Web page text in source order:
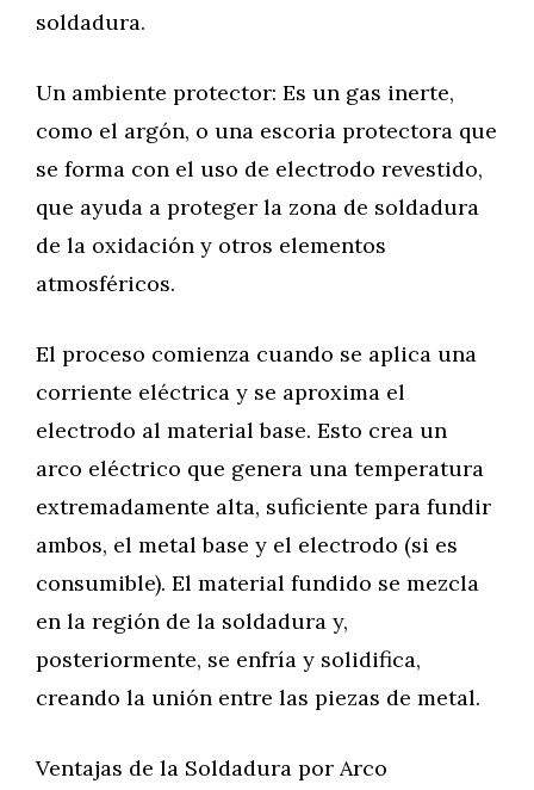
soldadura.
Un ambiente protector: Es un gas inerte,
como el argón, o una escoria protectora que
se forma con el uso de electrodo revestido,
que ayuda a proteger la zona de soldadura
de la oxidación y otros elementos
atmosféricos.
El proceso comienza cuando se aplica una
corriente eléctrica y se aproxima el
electrodo al material base. Esto crea un
arco eléctrico que genera una temperatura
extremadamente alta, suficiente para fundir
ambos, el metal base y el electrodo (si es
consumible). El material fundido se mezcla
en la región de la soldadura y,
posteriormente, se enfría y solidifica,
creando la unión entre las piezas de metal.
Ventajas de la Soldadura por Arco